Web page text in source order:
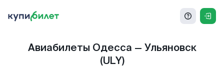
Авиабилеты Одесса — Ульяновск
(ULY)